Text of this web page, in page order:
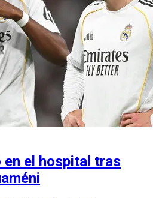
el hospital tras